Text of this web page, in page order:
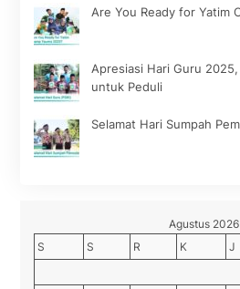
Are You Ready for Yatim
Apresiasi Hari Guru
untuk Peduli
Selamat Hari Sumpah
Agustus 2026
S
S R K J